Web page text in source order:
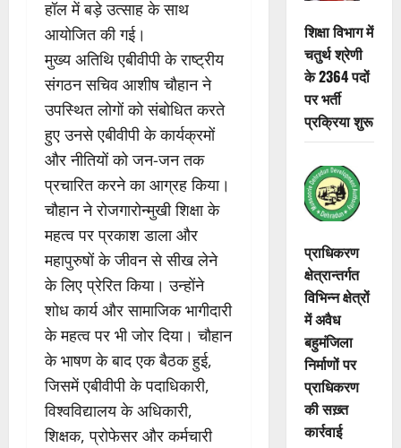
हॉल में बड़े उत्साह के साथ
आयोजित की गई।
मुख्य अतिथि एबीवीपी के राष्ट्रीय
संगठन सचिव आशीष चौहान ने
उपस्थित लोगों को संबोधित करते
हुए उनसे एबीवीपी के कार्यक्रमों
और नीतियों को जन-जन तक
प्रचारित करने का आग्रह किया।
चौहान ने रोजगारोन्मुखी शिक्षा के
महत्व पर प्रकाश डाला और
महापुरुषों के जीवन से सीख लेने
के लिए प्रेरित किया। उन्होंने
शोध कार्य और सामाजिक भागीदारी
के महत्व पर भी जोर दिया। चौहान
के भाषण के बाद एक बैठक हुई,
जिसमें एबीवीपी के पदाधिकारी,
विश्वविद्यालय के अधिकारी,
शिक्षक, प्रोफेसर और कर्मचारी
शिक्षा विभाग में
चतुर्थ श्रेणी
के 2364 पदों
पर भर्ती
प्रक्रिया शुरू
प्राधिकरण
क्षेत्रान्तर्गत
विभिन्न क्षेत्रों
में अवैध
बहुमंजिला
निर्माणों पर
प्राधिकरण
की सख़्त
कार्रवाई